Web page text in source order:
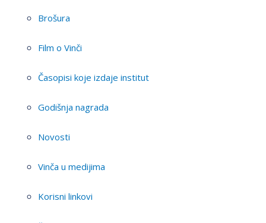
Brošura
Film o Vinči
Časopisi koje izdaje institut
Godišnja nagrada
Novosti
Vinča u medijima
Korisni linkovi